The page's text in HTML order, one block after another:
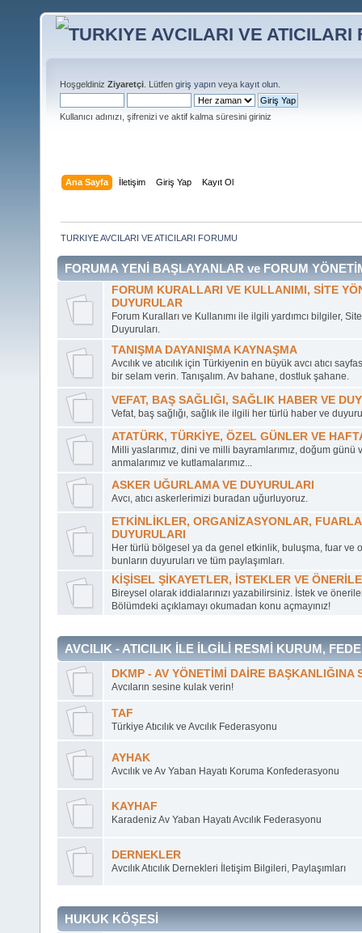
Hoşgeldiniz Ziyaretçi . Lütfen giriş yapın veya kayıt olun
Kullanıcı adınızı, şifrenizi ve aktif kalma süresini giriniz
Ana Sayfa İletişim Giriş Yap Kayıt Ol
TURKIYE AVCILARI VE ATICILARI FORUMU
FORUMA YENİ BAŞLAYANLAR ve FORUM
FORUM KURALLARI VE KULLANIMI, SİTE
DUYURULAR
Forum Kuralları ve Kullanımı ile ilgili yardımcı bilgiler,
Duyuruları.
TANIŞMA DAYANIŞMA KAYNAŞMA
Avcılık ve atıcılık için Türkiyenin en büyük avcı atıcı
bir selam verin. Tanışalım. Av bahane, dostluk şahane.
VEFAT, BAŞ SAĞLIĞI, SAĞLIK HABER VE
Vefat, baş sağlığı, sağlık ile ilgili her türlü haber ve
ATATÜRK, TÜRKİYE, ÖZEL GÜNLER VE
Milli yaslarımız, dini ve milli bayramlarımız, doğum
anmalarımız ve kutlamalarımız...
ASKER UĞURLAMA VE DUYURULARI
Avcı, atıcı askerlerimizi buradan uğurluyoruz.
ETKİNLİKLER, ORGANİZASYONLAR,
DUYURULARI
Her türlü bölgesel ya da genel etkinlik, buluşma, fuar ve
bunların duyuruları ve tüm paylaşımları.
KİŞİSEL ŞİKAYETLER, İSTEKLER VE
Bireysel olarak iddialarınızı yazabilirsiniz. İstek ve
Bölümdeki açıklamayı okumadan konu açmayınız!
AVCILIK - ATICILIK İLE İLGİLİ RESMİ KURUM,
DKMP - AV YÖNETİMİ DAİRE BAŞKANLIĞINA
Avcıların sesine kulak verin!
TAF
Türkiye Atıcılık ve Avcılık Federasyonu
AYHAK
Avcılık ve Av Yaban Hayatı Koruma Konfederasyonu
KAYHAF
Karadeniz Av Yaban Hayatı Avcılık Federasyonu
DERNEKLER
Avcılık Atıcılık Dernekleri İletişim Bilgileri, Paylaşımları
HUKUK KÖŞESİ